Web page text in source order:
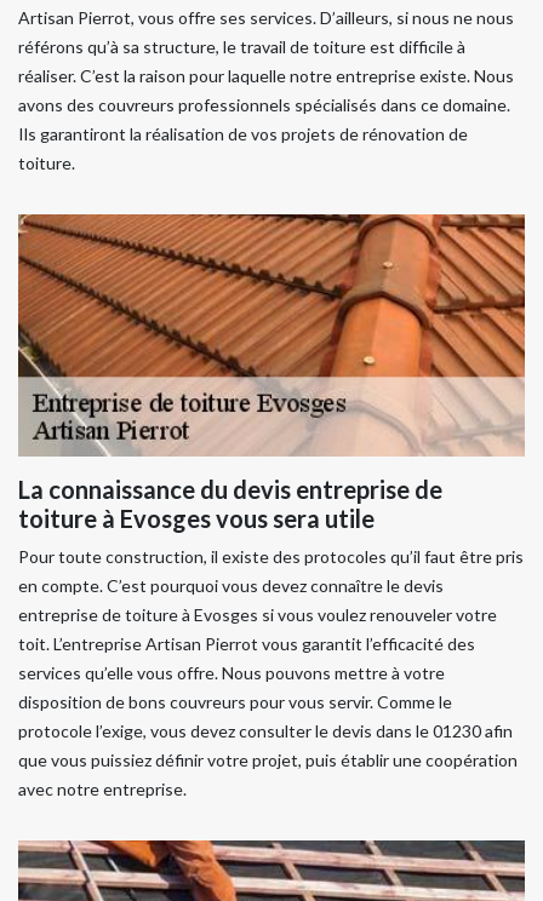
Artisan Pierrot, vous offre ses services. D’ailleurs, si nous ne nous
référons qu’à sa structure, le travail de toiture est difficile à
réaliser. C’est la raison pour laquelle notre entreprise existe. Nous
avons des couvreurs professionnels spécialisés dans ce domaine.
Ils garantiront la réalisation de vos projets de rénovation de
toiture.
La connaissance du devis entreprise de
toiture à Evosges vous sera utile
Pour toute construction, il existe des protocoles qu’il faut être pris
en compte. C’est pourquoi vous devez connaître le devis
entreprise de toiture à Evosges si vous voulez renouveler votre
toit. L’entreprise Artisan Pierrot vous garantit l’efficacité des
services qu’elle vous offre. Nous pouvons mettre à votre
disposition de bons couvreurs pour vous servir. Comme le
protocole l’exige, vous devez consulter le devis dans le 01230 afin
que vous puissiez définir votre projet, puis établir une coopération
avec notre entreprise.